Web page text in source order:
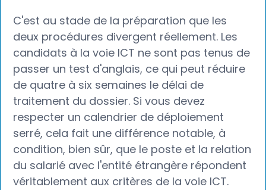
C'est au stade de la préparation que les
deux procédures divergent réellement. Les
candidats à la voie ICT ne sont pas tenus de
passer un test d'anglais, ce qui peut réduire
de quatre à six semaines le délai de
traitement du dossier. Si vous devez
respecter un calendrier de déploiement
serré, cela fait une différence notable, à
condition, bien sûr, que le poste et la relation
du salarié avec l'entité étrangère répondent
véritablement aux critères de la voie ICT.